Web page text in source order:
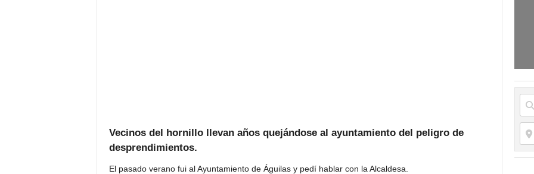
Vecinos del hornillo llevan años quejándose al ayuntamiento del peligro de
desprendimientos.
El pasado verano fui al Ayuntamiento de Águilas y pedí hablar con la Alcaldesa.